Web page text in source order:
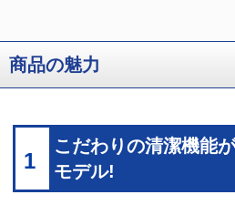
商品の魅力
1
こだわりの清潔機能
モデル!